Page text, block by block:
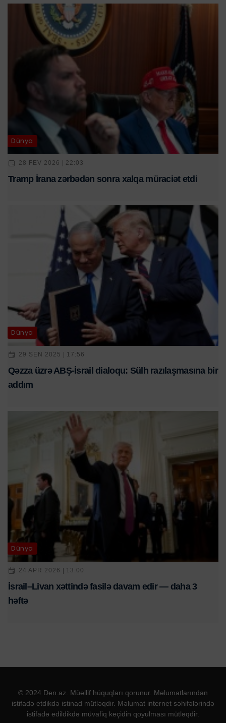
Dünya
28 FEV 2026 | 22:03
Tramp İrana zərbədən sonra xalqa müraciət etdi
Dünya
29 SEN 2025 | 17:56
Qəzza üzrə ABŞ-İsrail dialoqu: Sülh razılaşmasına bir
addım
Dünya
24 APR 2026 | 13:00
İsrail–Livan xəttində fasilə davam edir — daha 3
həftə
© 2024 Den.az. Müəllif hüquqları qorunur. Məlumatlarından
istifadə etdikdə istinad mütləqdir. Məlumat internet səhifələrində
istifadə edildikdə müvafiq keçidin qoyulması mütləqdir.